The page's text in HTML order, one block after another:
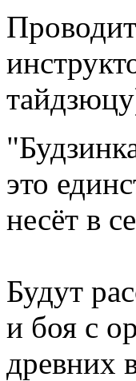
это
несёт в
Будут
и боя с
древних